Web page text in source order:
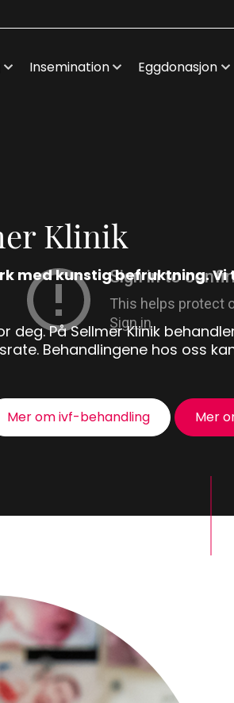
Insemination Eggdonasjon
Klinik
med kunstig befruktning.
På Sellmer Klinik
Behandlingene hos oss
Mer om ivf-behandling Mer